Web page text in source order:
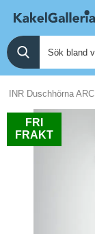
INR Duschhörna
FRI
FRAKT